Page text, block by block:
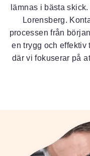
lämnas i bästa
Lorensberg.
processen från
en trygg och effektiv
där vi fokuserar på